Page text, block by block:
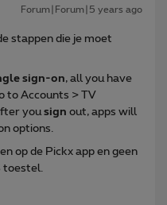
Forum|Forum|5 years ago
stappen die je moet
sign-on, all you have
to Accounts > TV
yousign out, apps will
options.
op de Pickx app en geen
toestel.